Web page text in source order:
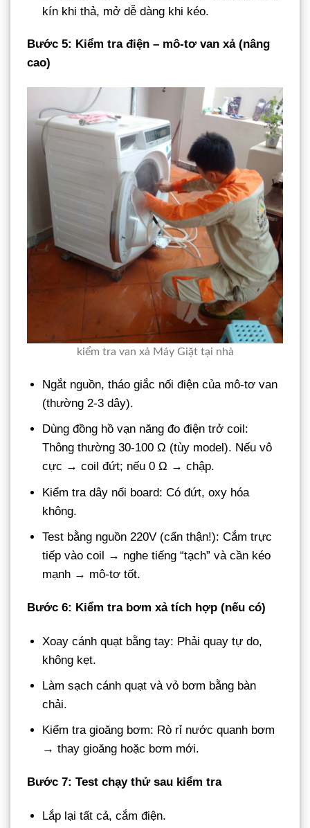
kín khi thả, mở dễ dàng khi kéo.
Bước 5: Kiểm tra điện – mô-tơ van xả (nâng
cao)
kiểm tra van xả Máy Giặt tại nhà
Ngắt nguồn, tháo giắc nối điện của mô-tơ van
(thường 2-3 dây).
Dùng đồng hồ vạn năng đo điện trở coil:
Thông thường 30-100 Ω (tùy model). Nếu vô
cực → coil đứt; nếu 0 Ω → chập.
Kiểm tra dây nối board: Có đứt, oxy hóa
không.
Test bằng nguồn 220V (cẩn thận!): Cắm trực
tiếp vào coil → nghe tiếng “tạch” và cần kéo
mạnh → mô-tơ tốt.
Bước 6: Kiểm tra bơm xả tích hợp (nếu có)
Xoay cánh quạt bằng tay: Phải quay tự do,
không kẹt.
Làm sạch cánh quạt và vỏ bơm bằng bàn
chải.
Kiểm tra gioăng bơm: Rò rỉ nước quanh bơm
→ thay gioăng hoặc bơm mới.
Bước 7: Test chạy thử sau kiểm tra
Lắp lại tất cả, cắm điện.